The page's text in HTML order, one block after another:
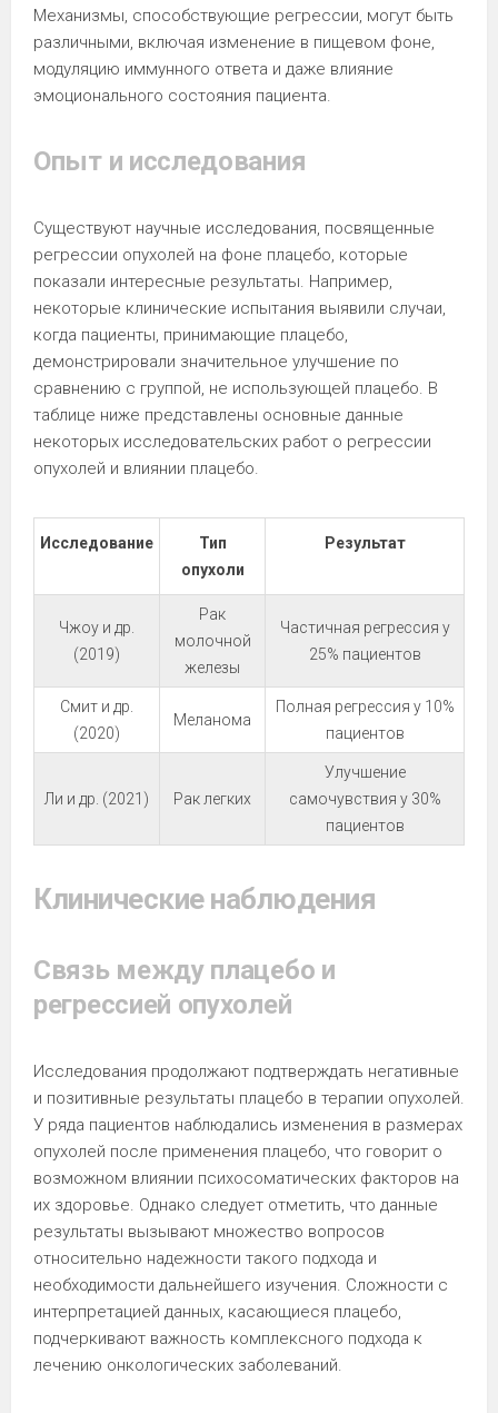
Механизмы, способствующие регрессии, могут быть
различными, включая изменение в пищевом фоне,
модуляцию иммунного ответа и даже влияние
эмоционального состояния пациента.
Опыт и исследования
Существуют научные исследования, посвященные
регрессии опухолей на фоне плацебо, которые
показали интересные результаты. Например,
некоторые клинические испытания выявили случаи,
когда пациенты, принимающие плацебо,
демонстрировали значительное улучшение по
сравнению с группой, не использующей плацебо. В
таблице ниже представлены основные данные
некоторых исследовательских работ о регрессии
опухолей и влиянии плацебо.
Исследование
Тип
опухоли
Результат
Чжоу и др.
(2019)
Рак
молочной
железы
Частичная регрессия у
25% пациентов
Смит и др.
(2020)
Меланома
Полная регрессия у 10%
пациентов
Ли и др. (2021) Рак легких
Улучшение
самочувствия у 30%
пациентов
Клинические наблюдения
Связь между плацебо и
регрессией опухолей
Исследования продолжают подтверждать негативные
и позитивные результаты плацебо в терапии опухолей.
У ряда пациентов наблюдались изменения в размерах
опухолей после применения плацебо, что говорит о
возможном влиянии психосоматических факторов на
их здоровье. Однако следует отметить, что данные
результаты вызывают множество вопросов
относительно надежности такого подхода и
необходимости дальнейшего изучения. Сложности с
интерпретацией данных, касающиеся плацебо,
подчеркивают важность комплексного подхода к
лечению онкологических заболеваний.